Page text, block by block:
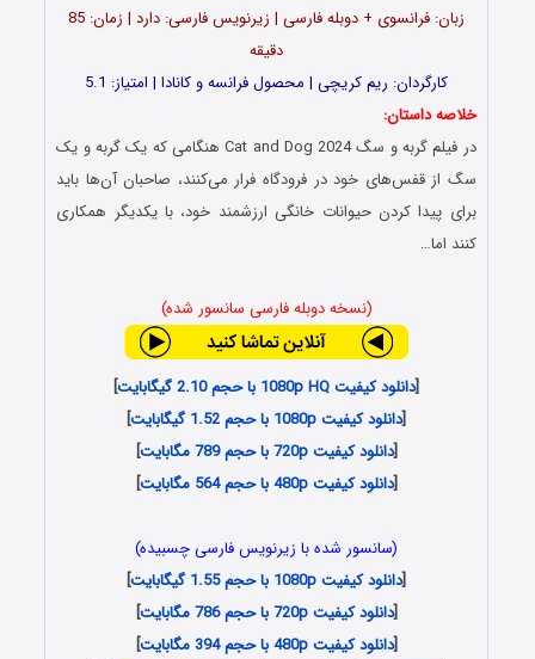
زبان: فرانسوی + دوبله فارسی | زیرنویس فارسی: دارد | زمان: 85
دقیقه
کارگردان: ریم کریچی | محصول فرانسه و کانادا | امتیاز: 5.1
خلاصه داستان:
در فیلم گربه و سگ Cat and Dog 2024 هنگامی که یک گربه و یک
سگ از قفس‌های خود در فرودگاه فرار می‌کنند، صاحبان آن‌ها باید
برای پیدا کردن حیوانات خانگی ارزشمند خود، با یکدیگر همکاری
کنند اما…
(نسخه دوبله فارسی سانسور شده)
[دانلود کیفیت 1080p HQ با حجم 2.10 گیگابایت
]
[دانلود کیفیت 1080p با حجم 1.52 گیگابایت
]
[دانلود کیفیت 720p با حجم 789 مگابایت
]
[دانلود کیفیت 480p با حجم 564 مگابایت ]
(سانسور شده با زیرنویس فارسی چسبیده)
[دانلود کیفیت 1080p با حجم 1.55 گیگابایت
]
[دانلود کیفیت 720p با حجم 786 مگابایت
]
[دانلود کیفیت 480p با حجم 394 مگابایت ]